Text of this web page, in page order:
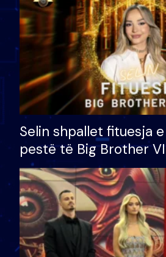
Selin shpallet fituesja
pestë të Big Brother
çmimin e madh prej